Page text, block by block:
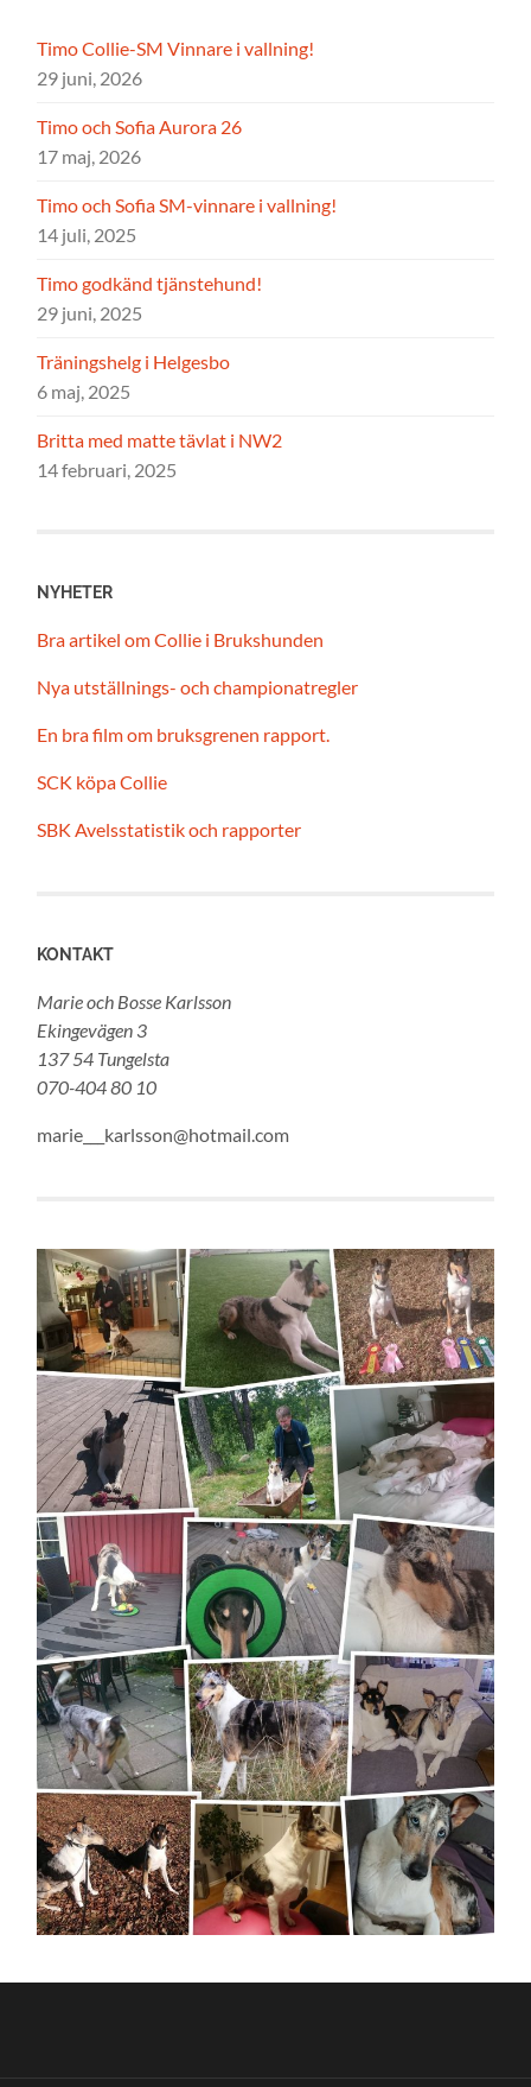
Timo Collie-SM Vinnare i vallning!
29 juni, 2026
Timo och Sofia Aurora 26
17 maj, 2026
Timo och Sofia SM-vinnare i vallning!
14 juli, 2025
Timo godkänd tjänstehund!
29 juni, 2025
Träningshelg i Helgesbo
6 maj, 2025
Britta med matte tävlat i NW2
14 februari, 2025
NYHETER
Bra artikel om Collie i Brukshunden
Nya utställnings- och championatregler
En bra film om bruksgrenen rapport.
SCK köpa Collie
SBK Avelsstatistik och rapporter
KONTAKT
Marie och Bosse Karlsson
Ekingevägen 3
137 54 Tungelsta
070-404 80 10
marie___karlsson@hotmail.com